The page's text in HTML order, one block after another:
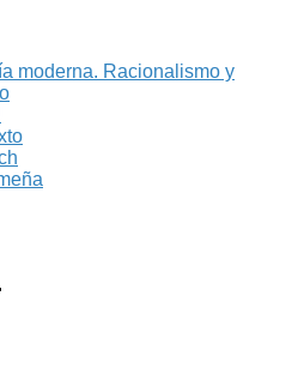
moderna. Racionalismo y